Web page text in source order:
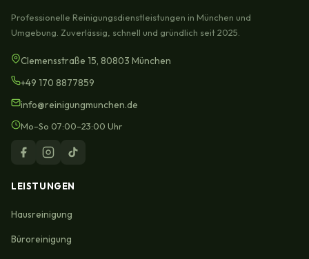
Professionelle Reinigungsdienstleistungen in München und
Umgebung. Zuverlässig, schnell und gründlich seit 2025.
Clemensstraße 15, 80803 München
+49 170 8877859
info@reinigungmunchen.de
Mo–So 07:00–23:00 Uhr
LEISTUNGEN
Hausreinigung
Büroreinigung